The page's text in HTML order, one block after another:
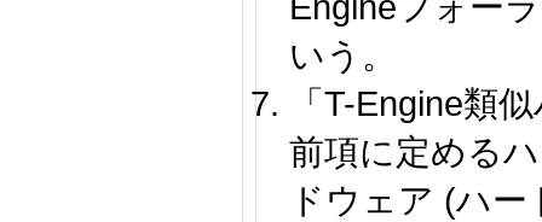
いう。
「T-Engine類
前項に定める
ドウェア (ハ